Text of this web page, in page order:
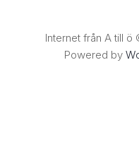
Internet från A till ö
Powered by